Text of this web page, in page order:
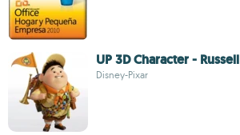
UP 3D Character - Russell
Disney-Pixar